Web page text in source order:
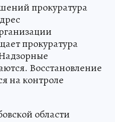
прокуратура
прокуратура
Восстановление
на контроле
области